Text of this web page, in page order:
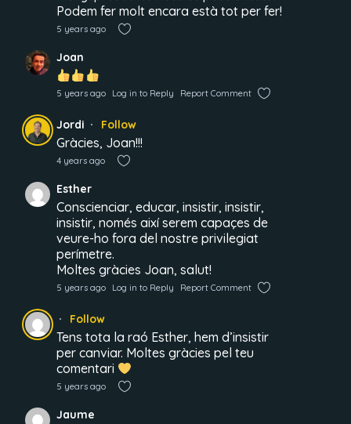
Podem fer molt encara està tot per fer!
5 years ago
Joan
5 years ago Log in to Reply Report Comment
Jordi Follow
Gràcies, Joan!!!
4 years ago
Esther
Conscienciar, educar, insistir, insistir,
insistir, només així serem capaçes de
veure-ho fora del nostre privilegiat
perímetre.
Moltes gràcies Joan, salut!
5 years ago Log in to Reply Report Comment
Follow
Tens tota la raó Esther, hem d’insistir
per canviar. Moltes gràcies pel teu
comentari
5 years ago
Jaume